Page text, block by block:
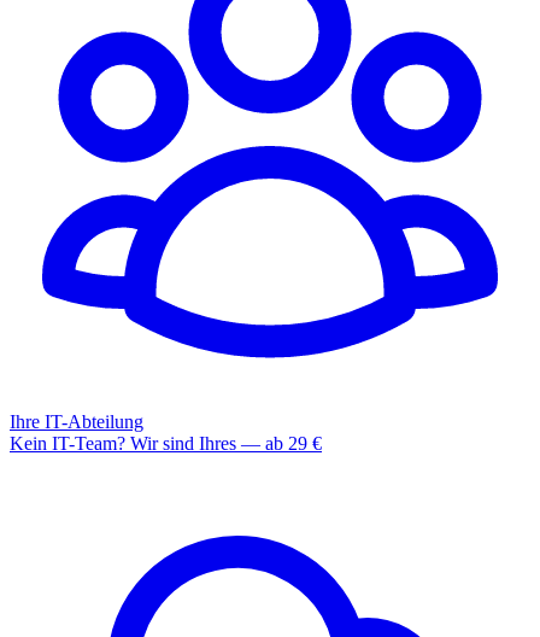
Ihre IT-Abteilung
Kein IT-Team? Wir sind Ihres — ab 29 €